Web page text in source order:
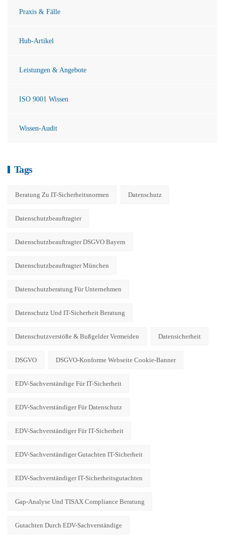
Praxis & Fälle
Hub-Artikel
Leistungen & Angebote
ISO 9001 Wissen
Wissen-Audit
Tags
Beratung Zu IT-Sicherheitsnormen Datenschutz
Datenschutzbeauftragter
Datenschutzbeauftragter DSGVO Bayern
Datenschutzbeauftragter München
Datenschutzberatung Für Unternehmen
Datenschutz Und IT-Sicherheit Beratung
Datenschutzverstöße & Bußgelder Vermeiden Datensicherheit
DSGVO DSGVO-Konforme Webseite Cookie-Banner
EDV-Sachverständige Für IT-Sicherheit
EDV-Sachverständiger Für Datenschutz
EDV-Sachverständiger Für IT-Sicherheit
EDV-Sachverständiger Gutachten IT-Sicherheit
EDV-Sachverständiger IT-Sicherheitsgutachten
Gap-Analyse Und TISAX Compliance Beratung
Gutachten Durch EDV-Sachverständige